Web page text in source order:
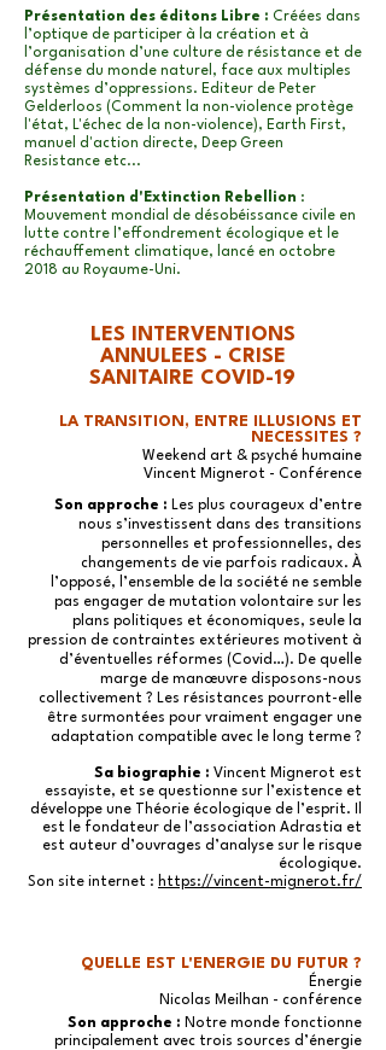
Présentation des éditons Libre : Créées dans
l’optique de participer à la création et à
l’organisation d’une culture de résistance et de
défense du monde naturel, face aux multiples
systèmes d’oppressions. Editeur de Peter
Gelderloos (Comment la non-violence protège
l'état, L'échec de la non-violence), Earth First,
manuel d'action directe, Deep Green
Resistance etc...
Présentation d'Extinction Rebellion :
Mouvement mondial de désobéissance civile en
lutte contre l’effondrement écologique et le
réchauffement climatique, lancé en octobre
2018 au Royaume-Uni.
LES INTERVENTIONS
ANNULEES - CRISE
SANITAIRE COVID-19
LA TRANSITION, ENTRE ILLUSIONS ET
NECESSITES ?
Weekend art & psyché humaine
Vincent Mignerot - Conférence
Son approche : Les plus courageux d’entre
nous s’investissent dans des transitions
personnelles et professionnelles, des
changements de vie parfois radicaux. À
l’opposé, l’ensemble de la société ne semble
pas engager de mutation volontaire sur les
plans politiques et économiques, seule la
pression de contraintes extérieures motivent à
d’éventuelles réformes (Covid…). De quelle
marge de manœuvre disposons-nous
collectivement ? Les résistances pourront-elle
être surmontées pour vraiment engager une
adaptation compatible avec le long terme ?
Sa biographie : Vincent Mignerot est
essayiste, et se questionne sur l’existence et
développe une Théorie écologique de l’esprit. Il
est le fondateur de l’association Adrastia et
est auteur d’ouvrages d’analyse sur le risque
écologique.
Son site internet : https://vincent-mignerot.fr/
QUELLE EST L'ENERGIE DU FUTUR ?
Énergie
Nicolas Meilhan - conférence
Son approche : Notre monde fonctionne
principalement avec trois sources d’énergie